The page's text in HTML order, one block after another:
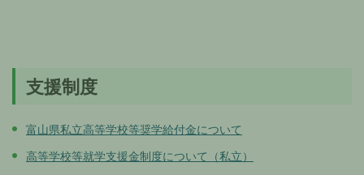
支援制度
富山県私立高等学校等奨学給付金について
高等学校等就学支援金制度について（私立）